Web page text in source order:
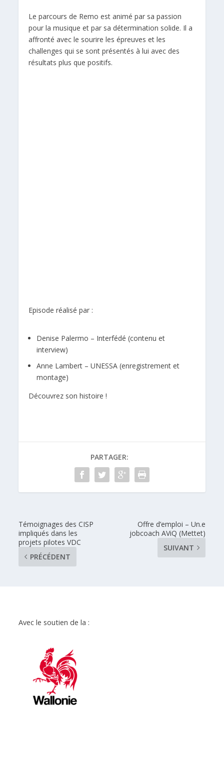
Le parcours de Remo est animé par sa passion
pour la musique et par sa détermination solide. Il a
affronté avec le sourire les épreuves et les
challenges qui se sont présentés à lui avec des
résultats plus que positifs.
Episode réalisé par :
Denise Palermo – Interfédé (contenu et
interview)
Anne Lambert – UNESSA (enregistrement et
montage)
Découvrez son histoire !
PARTAGER:
Témoignages des CISP
impliqués dans les
projets pilotes VDC
PRÉCÉDENT
Offre d’emploi – Un.e
jobcoach AViQ (Mettet)
SUIVANT
Avec le soutien de la :